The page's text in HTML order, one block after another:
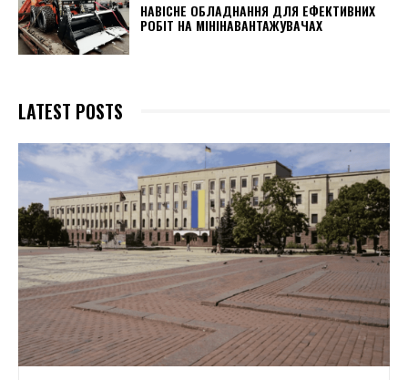
НАВІСНЕ ОБЛАДНАННЯ ДЛЯ ЕФЕКТИВНИХ
РОБІТ НА МІНІНАВАНТАЖУВАЧАХ
LATEST POSTS